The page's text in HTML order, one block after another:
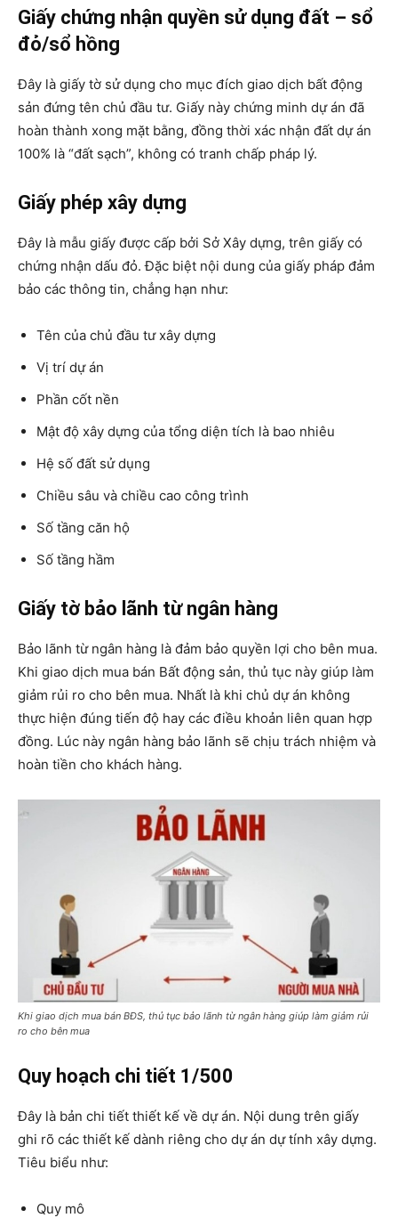
Giấy chứng nhận quyền sử dụng đất – sổ
đỏ/sổ hồng
Đây là giấy tờ sử dụng cho mục đích giao dịch bất động
sản đứng tên chủ đầu tư. Giấy này chứng minh dự án đã
hoàn thành xong mặt bằng, đồng thời xác nhận đất dự án
100% là “đất sạch”, không có tranh chấp pháp lý.
Giấy phép xây dựng
Đây là mẫu giấy được cấp bởi Sở Xây dựng, trên giấy có
chứng nhận dấu đỏ. Đặc biệt nội dung của giấy pháp đảm
bảo các thông tin, chẳng hạn như:
Tên của chủ đầu tư xây dựng
Vị trí dự án
Phần cốt nền
Mật độ xây dựng của tổng diện tích là bao nhiêu
Hệ số đất sử dụng
Chiều sâu và chiều cao công trình
Số tầng căn hộ
Số tầng hầm
Giấy tờ bảo lãnh từ ngân hàng
Bảo lãnh từ ngân hàng là đảm bảo quyền lợi cho bên mua.
Khi giao dịch mua bán Bất động sản, thủ tục này giúp làm
giảm rủi ro cho bên mua. Nhất là khi chủ dự án không
thực hiện đúng tiến độ hay các điều khoản liên quan hợp
đồng. Lúc này ngân hàng bảo lãnh sẽ chịu trách nhiệm và
hoàn tiền cho khách hàng.
Khi giao dịch mua bán BĐS, thủ tục bảo lãnh từ ngân hàng giúp làm giảm rủi
ro cho bên mua
Quy hoạch chi tiết 1/500
Đây là bản chi tiết thiết kế về dự án. Nội dung trên giấy
ghi rõ các thiết kế dành riêng cho dự án dự tính xây dựng.
Tiêu biểu như:
Quy mô